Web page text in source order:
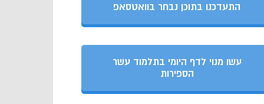
התעדכנו בתוכן נבחר בוואטסאפ
עשו מנוי לדף היומי בתלמוד עשר
הספירות